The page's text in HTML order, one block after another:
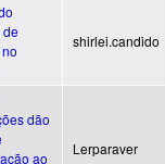
shirlei.candido
dão
ao
Lerparaver